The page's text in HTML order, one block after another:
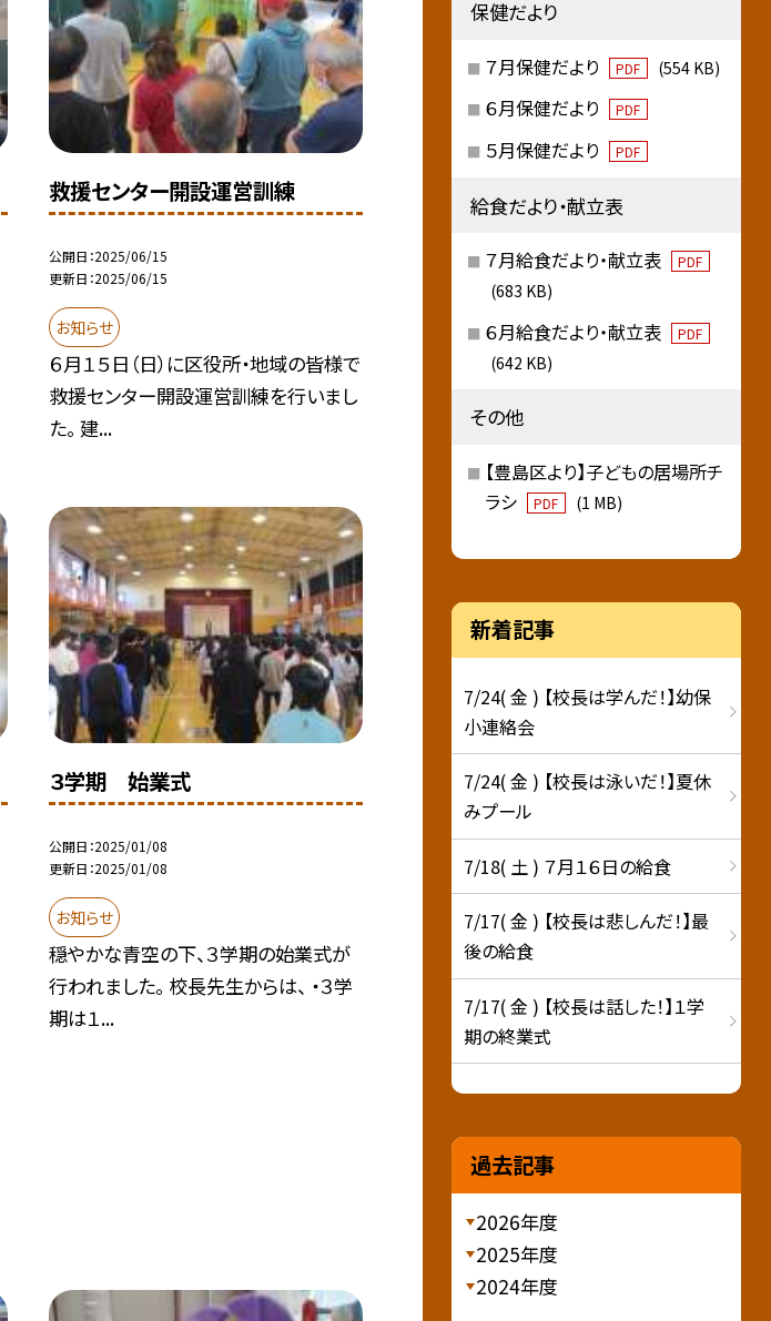
救援センター開設運営訓練
公開日 2025/06/15
更新日 2025/06/15
お知らせ
６月１５日（日）に区役所・地域の皆様で
救援センター開設運営訓練を行いまし
た。 建...
３学期 始業式
公開日 2025/01/08
更新日 2025/01/08
お知らせ
穏やかな青空の下、３学期の始業式が
行われました。 校長先生からは、 ・３学
期は１...
保健だより
７月保健だより PDF (554 KB)
６月保健だより PDF
５月保健だより PDF
給食だより・献立表
７月給食だより・献立表 PDF
(683 KB)
６月給食だより・献立表 PDF
(642 KB)
その他
【豊島区より】子どもの居場所チ
ラシ
PDF (1 MB)
新着記事
7/24( 金 ) 【校長は学んだ！】幼保
小連絡会
7/24( 金 ) 【校長は泳いだ！】夏休
みプール
7/18( 土 ) ７月１６日の給食
7/17( 金 ) 【校長は悲しんだ！】最
後の給食
7/17( 金 ) 【校長は話した！】１学
期の終業式
過去記事
2026年度
2025年度
2024年度